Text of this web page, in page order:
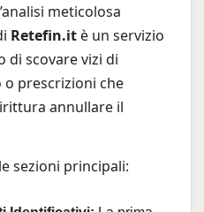
meticolosa
Retefin.it è un servizio
di scovare vizi di
prescrizioni che
annullare il
sezioni principali: